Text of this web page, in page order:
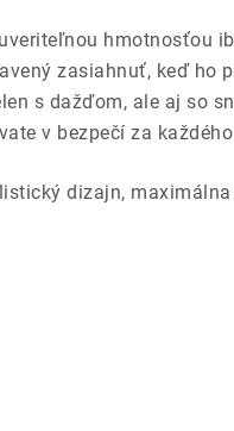
hmotnosťou
zasiahnuť, keď ho
s dažďom, ale aj so
v bezpečí za
dizajn,